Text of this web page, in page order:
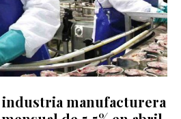
manufacturera